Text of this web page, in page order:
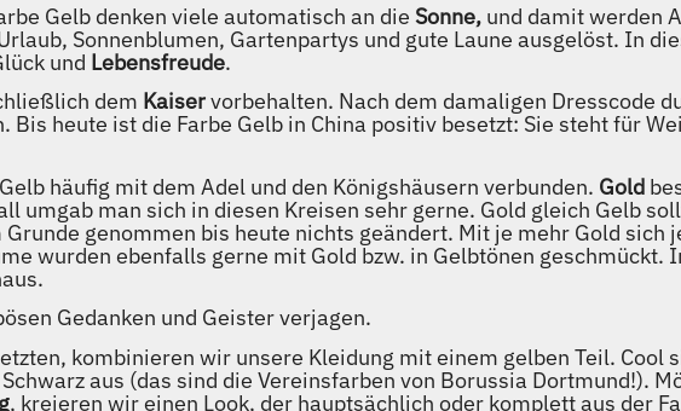
Gelb denken viele automatisch an dieSonne, und damit werden
Sonnenblumen, Gartenpartys und gute Laune ausgelöst. In
und Lebensfreude.
dem Kaiservorbehalten. Nach dem damaligen Dresscode
Bis heute ist die Farbe Gelb in China positiv besetzt: Sie steht für
häufig mit dem Adel und den Königshäusern verbunden. Gold
umgab man sich in diesen Kreisen sehr gerne. Gold gleich Gelb
genommen bis heute nichts geändert. Mit je mehr Gold sich
wurden ebenfalls gerne mit Gold bzw. in Gelbtönen geschmückt.
Gedanken und Geister verjagen.
kombinieren wir unsere Kleidung mit einem gelben Teil. Cool
aus (das sind die Vereinsfarben von Borussia Dortmund!).
, kreieren wir einen Look, der hauptsächlich oder komplett aus der